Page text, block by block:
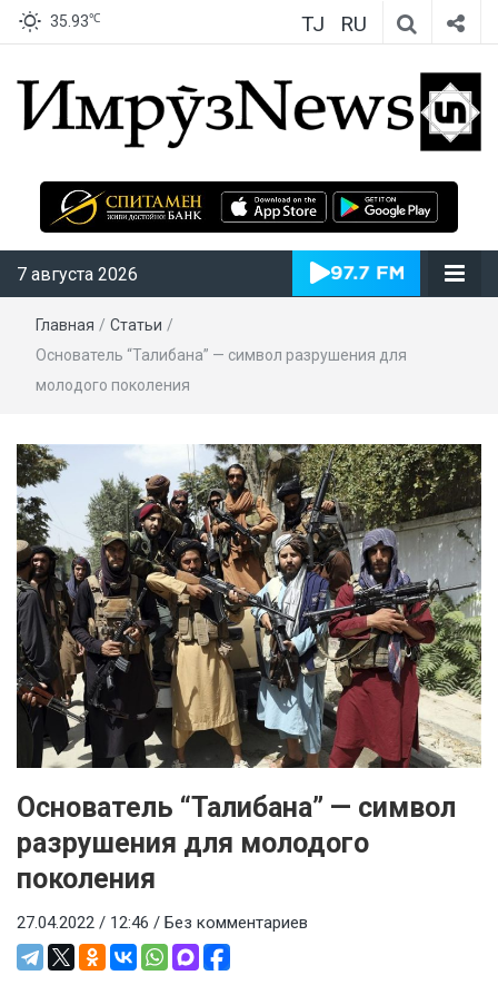
35.93℃ TJ RU
ИмрӯзNews
7 августа 2026
Главная / Статьи /
Основатель “Талибана” — символ разрушения для
молодого поколения
Основатель “Талибана” — символ
разрушения для молодого
поколения
27.04.2022 / 12:46 / Без комментариев